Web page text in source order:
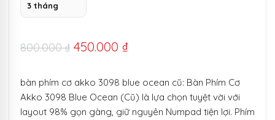
3 tháng
800.000₫ Giá
là:
800.000 ₫.
450.000 ₫Giá
tại
là:
bàn phím cơ akko 3098 blue ocean cũ: Bàn Phím Cơ
Akko 3098 Blue Ocean (Cũ) là lựa chọn tuyệt vời với
layout 98% gọn gàng, giữ nguyên Numpad tiện lợi. Phím